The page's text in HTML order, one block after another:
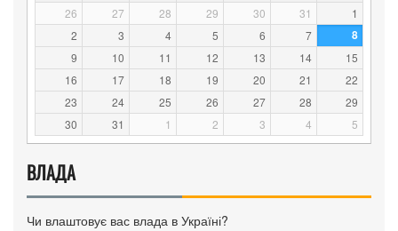
26 27 28 29 30 31
1
2
3 4 5 6 7 8
9 10 11 12 13 14
15
16
17 18 19 20 21
22
23
24 25 26 27 28
29
30
31 1 2 3 4 5
ВЛАДА
Чи влаштовує вас влада в Україні?